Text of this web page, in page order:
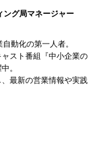
ング局マネージャー
動化の第一人者。
スト番組『中小企業の
。
最新の営業情報や実践